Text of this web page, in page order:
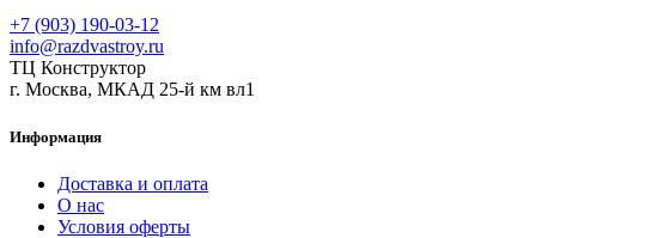
+7 (903) 190-03-12
info@razdvastroy.ru
ТЦ Конструктор
г. Москва, МКАД 25-й км вл1
Информация
Доставка и оплата
О нас
Условия оферты